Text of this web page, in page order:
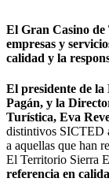
El Gran Casino de
empresas y
calidad y la
El presidente de
Pagán, y la
Turística, Eva
distintivos SICTED
a aquellas que han
El Territorio Sierra
referencia en